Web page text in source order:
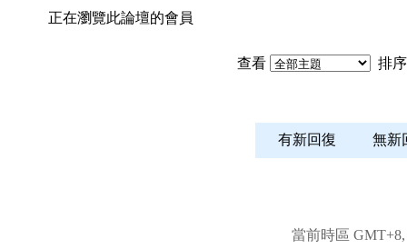
正在瀏覽此論壇的會員
查看 排
有新回復 無
當前時區 GMT+8,